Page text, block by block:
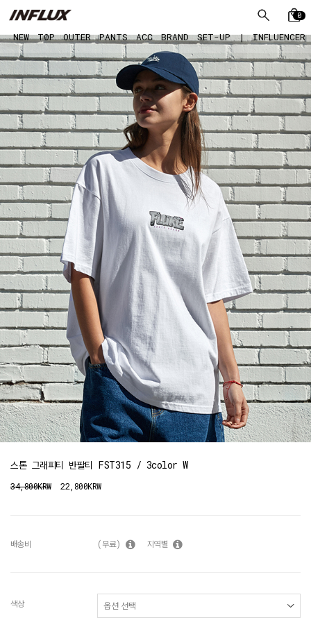
0
NEW TOP OUTER PANTS ACC BRAND SET-UP | INFLUENCER
스톤 그래피티 반팔티 FST315 / 3color W
34,800KRW 22,800KRW
배송비 (무료) 지역별
색상